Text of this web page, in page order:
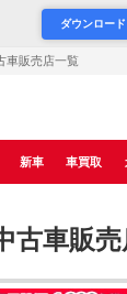
ダウンロード
車販売店一覧
新車 車買取
古車販